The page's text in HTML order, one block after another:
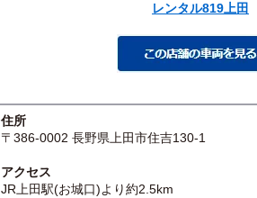
レンタル819上田
住所
〒386-0002 長野県上田市住吉130-1
アクセス
JR上田駅(お城口)より約2.5km